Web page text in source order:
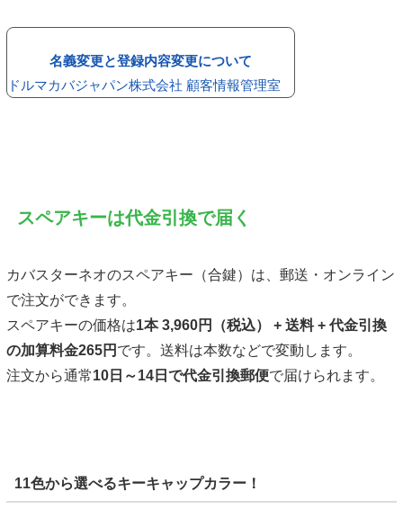
名義変更と登録内容変更について
ドルマカバジャパン株式会社 顧客情報管理室
スペアキーは代金引換で届く
カバスターネオのスペアキー（合鍵）は、郵送・オンライン
で注文ができます。
スペアキーの価格は1本 3,960円（税込） + 送料 + 代金引換
の加算料金265円 です。送料は本数などで変動します。
注文から通常10日～14日で代金引換郵便で届けられます。
11色から選べるキーキャップカラー！